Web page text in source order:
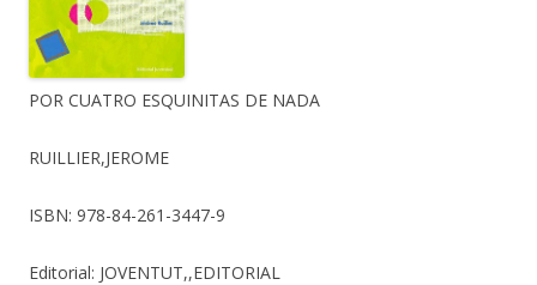
POR CUATRO ESQUINITAS DE NADA
RUILLIER,JEROME
ISBN: 978-84-261-3447-9
Editorial: JOVENTUT,,EDITORIAL